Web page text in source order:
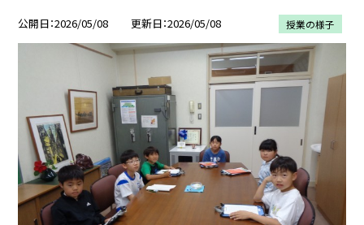
公開日 2026/05/08 更新日 2026/05/08 授業の様子